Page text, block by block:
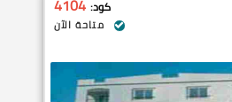
كود: 4104
متاحة الآن